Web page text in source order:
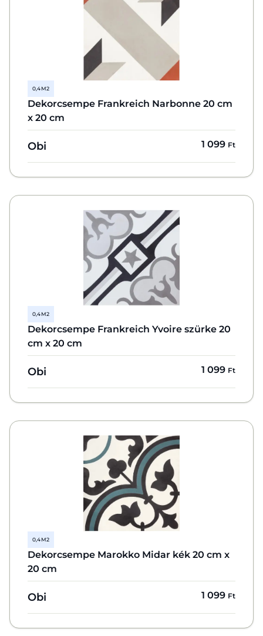
0,4 M2
Dekorcsempe Frankreich Narbonne 20 cm
x 20 cm
Obi 1 099 Ft
0,4 M2
Dekorcsempe Frankreich Yvoire szürke 20
cm x 20 cm
Obi 1 099 Ft
0,4 M2
Dekorcsempe Marokko Midar kék 20 cm x
20 cm
Obi 1 099 Ft